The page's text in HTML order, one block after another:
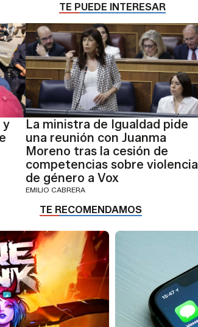
TE PUEDE INTERESAR
y
La ministra de Igualdad pide
una reunión con Juanma
Moreno tras la cesión de
competencias sobre violencia
de género a Vox
EMILIO CABRERA